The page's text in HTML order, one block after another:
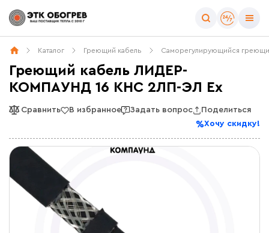
Каталог Греющий кабель Саморегулирующийся
Греющий кабель ЛИДЕР-
КОМПАУНД 16 КНС 2ЛП-ЭЛ Ex
Сравнить В избранное Задать вопрос
Поделиться
Хочу скидку!